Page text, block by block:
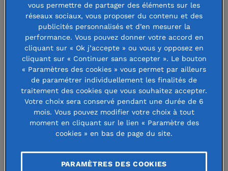
Créateur d’ateliers citoyens
ludiques
Inquiet du désintérêt grandissant des citoyens pour la
politique, Thomas Pittau a décidé de revaloriser la
démocratie auprès des jeunes en créant un jeu de rôle qui
invite les collégiens et les lycéens à se glisser dans la peau
de parlementaires pour débattre autour de sujets
vous permettre de partager des éléments sur les
réseaux sociaux, vous proposer du contenu et des
publicités personnalisés et d’en mesurer la
performance. Vous pouvez donner votre accord en
cliquant sur « Ok j’accepte » ou vous y opposez en
cliquant sur « Continuer sans accepter ». Le bouton
« Paramètres des cookies » vous permet par ailleurs
de paramétrer individuellement les finalités de
traitement des cookies que vous souhaitez accepter.
Votre choix sera conservé pendant une durée de 6
mois. Vous pouvez modifier votre choix à tout
moment en cliquant sur le lien « Paramètre des
cookies » en bas de page du site.
PARAMÈTRES DES COOKIES